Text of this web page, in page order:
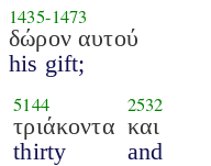
1435-1473
δώρον αυτού
his gift;
5144
τριάκοντα
thirty
2532
και
and